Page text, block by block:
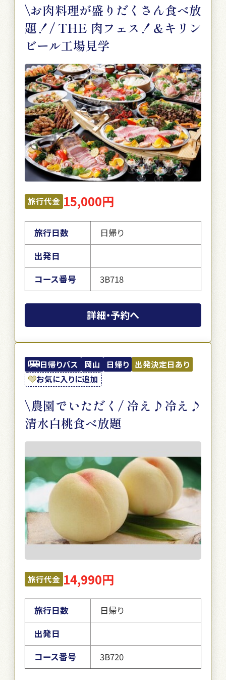
\お肉料理が盛りだくさん食べ放
題！/ THE 肉フェス！＆キリン
ビール工場見学
旅行代金 15,000円
旅行日数
日帰り
出発日
コース番号
3B718
詳細・予約へ
日帰りバス 岡山 日帰り 出発決定日あり
お気に入りに追加
\農園でいただく/ 冷え♪冷え♪
清水白桃食べ放題
旅行代金 14,990円
旅行日数
日帰り
出発日
コース番号
3B720